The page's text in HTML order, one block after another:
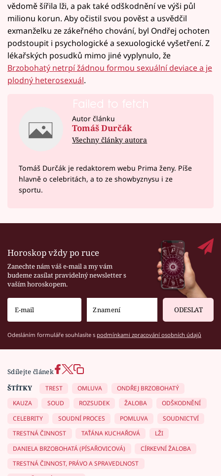
vědomě šířila lži, a pak také odškodnění ve výši půl
milionu korun. Aby očistil svou pověst a usvědčil
exmanželku ze zákeřného chování, byl Ondřej ochoten
podstoupit i psychologické a sexuologické vyšetření. Z
lékařských posudků mimo jiné vyplynulo, že
Brzobohatý netrpí žádnou formou sexuální deviace a je
plodný heterosexuál.
Failed to fetch
Autor článku
Tomáš Durčák
Všechny články autora
Tomáš Durčák je redaktorem webu Prima ženy. Píše
hlavně o celebritách, a to ze showbyznysu i ze
sportu.
Horoskop vždy po ruce
Zanechte nám váš e-mail a my vám
budeme zasílat pravidelný newsletter s
vaším horoskopem.
ODESLAT
Odesláním formuláře souhlasíte s podmínkami zpracování osobních údajů
Sdílejte článek
ŠTÍTKY
TREST OMLUVA
ONDŘEJ BRZOBOHATÝ
KAUZA
SOUD ROZSUDEK ŽALOBA
ODŠKODNĚNÍ
CELEBRITY
SOUDNÍ PROCES POMLUVA
SOUDNICTVÍ
TRESTNÁ ČINNOST
TAŤÁNA KUCHAŘOVÁ
LŽI
DANIELA BRZOBOHATÁ (PÍSAŘOVICOVÁ)
CÍRKEVNÍ ŽALOBA
TRESTNÁ ČINNOST, PRÁVO A SPRAVEDLNOST